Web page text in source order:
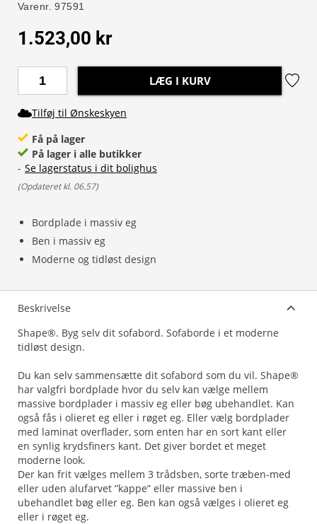
Varenr. 97591
Bordplade i massiv eg
Ben i massiv eg
Moderne og tidløst design
1.523,00 kr
LÆG I KURV
Tilføj til Ønskeskyen
Få på lager
På lager i alle butikker
- Se lagerstatus i dit bolighus
(Opdateret kl. 06.57)
Beskrivelse
Shape®. Byg selv dit sofabord. Sofaborde i et moderne
tidløst design.
Du kan selv sammensætte dit sofabord som du vil. Shape®
har valgfri bordplade hvor du selv kan vælge mellem
massive bordplader i massiv eg eller bøg ubehandlet. Kan
også fås i olieret eg eller i røget eg. Eller vælg bordplader
med laminat overflader, som enten har en sort kant eller
en synlig krydsfiners kant. Det giver bordet et meget
moderne look.
Der kan frit vælges mellem 3 trådsben, sorte træben-med
eller uden alufarvet ”kappe” eller massive ben i
ubehandlet bøg eller eg. Ben kan også vælges i olieret eg
eller i røget eg.